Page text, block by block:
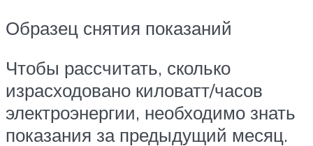
Образец снятия показаний
Чтобы рассчитать, сколько
израсходовано киловатт/часов
электроэнергии, необходимо знать
показания за предыдущий месяц.